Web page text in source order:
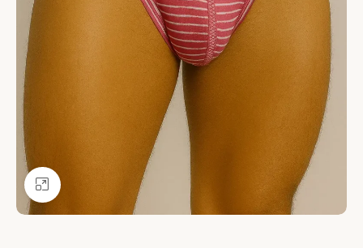
Ver más grande